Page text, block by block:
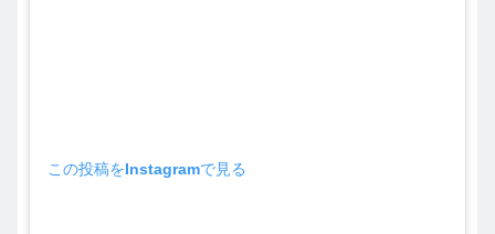
この投稿をInstagramで見る